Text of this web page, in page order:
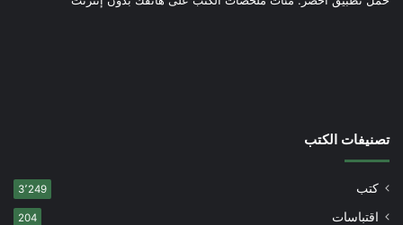
تصنيفات الكتب
كتب 3٬249
اقتباسات 204